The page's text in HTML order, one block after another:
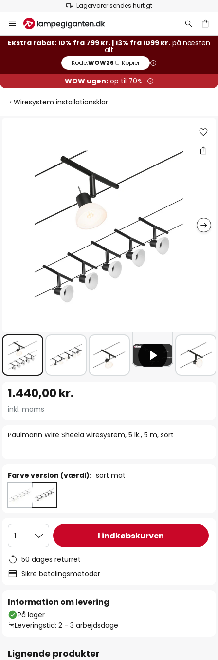
Lagervarer sendes hurtigt
to
Content
Ekstra rabat: 10% fra 799 kr. | 13% fra 1099 kr. på næsten
alt
Kode:WOW26 Kopier
WOW ugen:op til 70%
Wiresystem installationsklar
billedgalleriet
starten
billedgalleriet
Paulmann Wire Sheela wiresystem, 5 lk., 5 m, sort
1.440,00 kr.
inkl. moms
Farve version (værdi): sort mat
1 I indkøbskurven
50 dages returret
Sikre betalingsmetoder
Information om levering
På lager
Leveringstid: 2 - 3 arbejdsdage
Lignende produkter